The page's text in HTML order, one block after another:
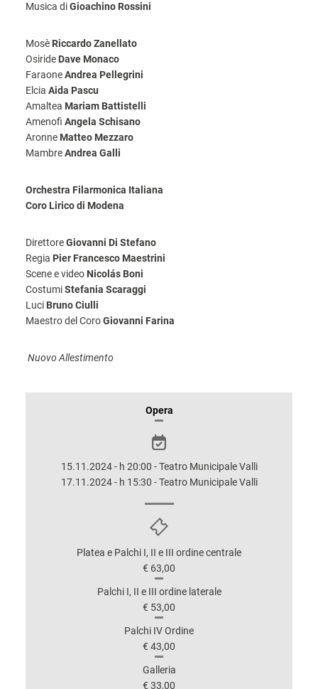
Musica diGioachino Rossini
Mosè Riccardo Zanellato
Osiride Dave Monaco
FaraoneAndrea Pellegrini
Elcia Aida Pascu
Amaltea Mariam Battistelli
Amenofi Angela Schisano
Aronne Matteo Mezzaro
MambreAndrea Galli
Orchestra Filarmonica Italiana
Coro Lirico di Modena
DirettoreGiovanni Di Stefano
Regia Pier Francesco Maestrini
Scene e video Nicolás Boni
CostumiStefania Scaraggi
Luci Bruno Ciulli
Maestro del CoroGiovanni Farina
Nuovo Allestimento
INFORMAZIONIOpera
15.11.2024 - h 20:00 - Teatro Municipale Valli
17.11.2024 - h 15:30 - Teatro Municipale Valli
Platea e Palchi I, II e III ordine centrale
€ 63,00
Palchi I, II e III ordine laterale
€ 53,00
Palchi IV Ordine
€ 43,00
Galleria
€ 33,00